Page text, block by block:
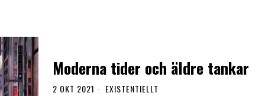
Moderna tider och äldre tankar
2 OKT 2021 EXISTENTIELLT